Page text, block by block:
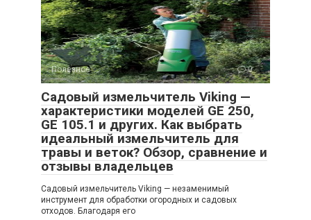
Полезное 0
Садовый измельчитель Viking —
характеристики моделей GE 250,
GE 105.1 и других. Как выбрать
идеальный измельчитель для
травы и веток? Обзор, сравнение и
отзывы владельцев
Садовый измельчитель Viking — незаменимый
инструмент для обработки огородных и садовых
отходов. Благодаря его